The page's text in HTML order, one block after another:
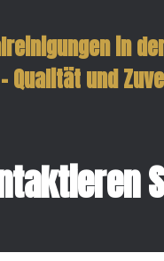
in
Qualität und